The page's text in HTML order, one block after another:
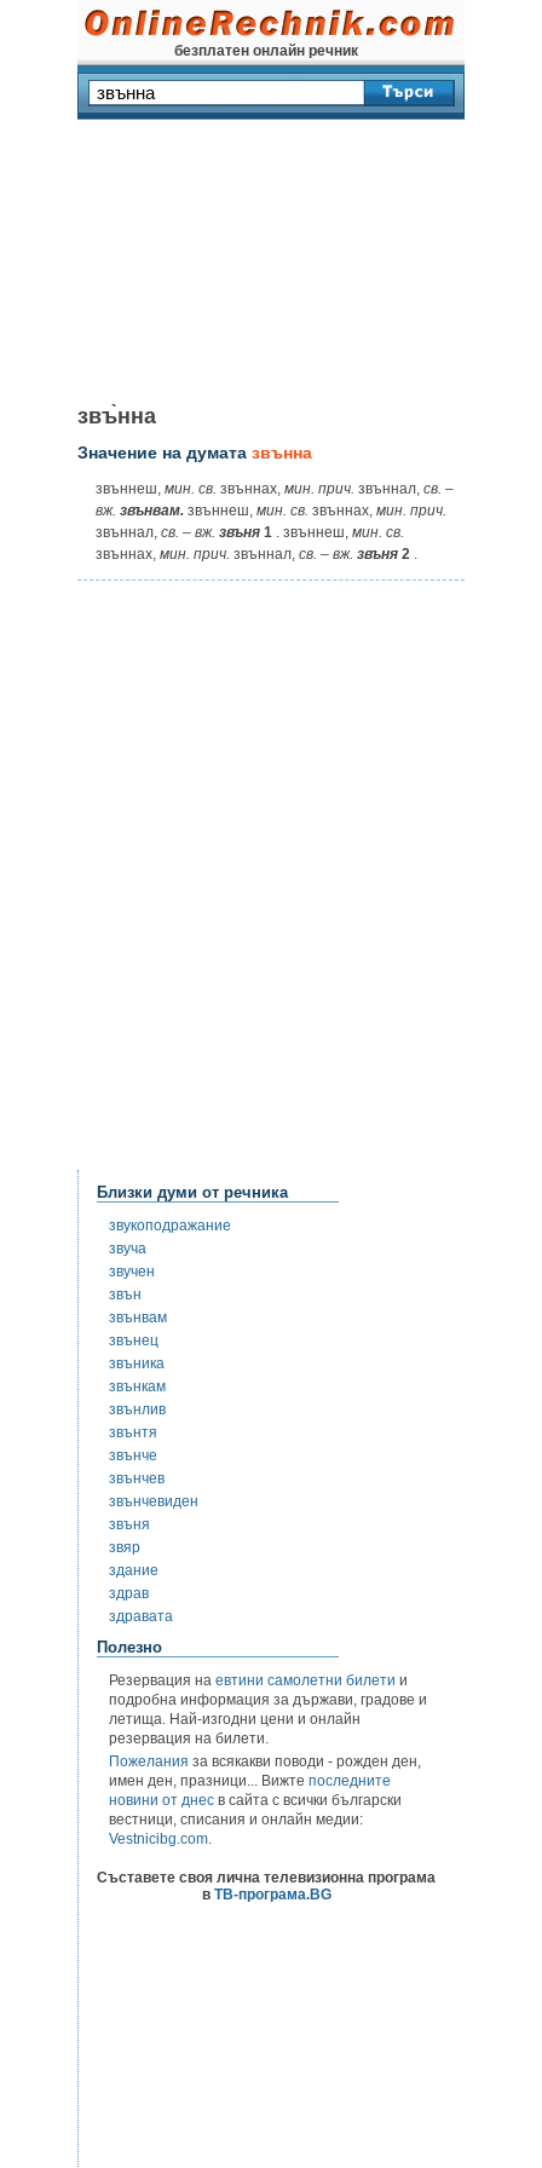
безплатен онлайн речник
звъ̀нна
Значение на думата звънна
звъннеш, мин. св. звъннах, мин. прич. звъннал, св. –
вж. звънвам. звъннеш, мин. св. звъннах, мин. прич.
звъннал, св. – вж. звъня 1 . звъннеш, мин. св.
звъннах, мин. прич. звъннал, св. – вж. звъня 2 .
Близки думи от речника
звукоподражание
звуча
звучен
звън
звънвам
звънец
звъника
звънкам
звънлив
звънтя
звънче
звънчев
звънчевиден
звъня
звяр
здание
здрав
здравата
Полезно
Резервация на евтини самолетни билети и
подробна информация за държави, градове и
летища. Най-изгодни цени и онлайн
резервация на билети.
Пожелания за всякакви поводи - рожден ден,
имен ден, празници... Вижте последните
новини от днес в сайта с всички български
вестници, списания и онлайн медии:
Vestnicibg.com.
Съставете своя лична телевизионна програма
в ТВ-програма.BG